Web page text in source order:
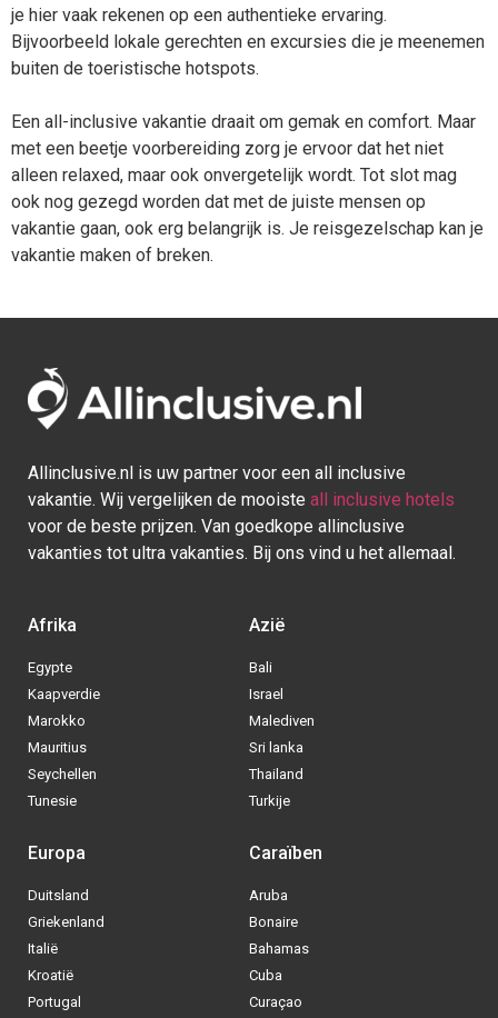
je hier vaak rekenen op een authentieke ervaring.
Bijvoorbeeld lokale gerechten en excursies die je meenemen
buiten de toeristische hotspots.
Een all-inclusive vakantie draait om gemak en comfort. Maar
met een beetje voorbereiding zorg je ervoor dat het niet
alleen relaxed, maar ook onvergetelijk wordt. Tot slot mag
ook nog gezegd worden dat met de juiste mensen op
vakantie gaan, ook erg belangrijk is. Je reisgezelschap kan je
vakantie maken of breken.
Allinclusive.nl is uw partner voor een all inclusive
vakantie. Wij vergelijken de mooiste all inclusive hotels
voor de beste prijzen. Van goedkope allinclusive
vakanties tot ultra vakanties. Bij ons vind u het allemaal.
Afrika
Egypte
Kaapverdie
Marokko
Mauritius
Seychellen
Tunesie
Azië
Bali
Israel
Malediven
Sri lanka
Thailand
Turkije
Europa
Duitsland
Griekenland
Italië
Kroatië
Portugal
Caraïben
Aruba
Bonaire
Bahamas
Cuba
Curaçao